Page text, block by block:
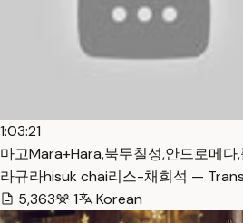
1:03:21
마고Mara+Hara,북두칠성,안드로메
라규라hisuk chai리스-채희석 —
5,363
1 Korean